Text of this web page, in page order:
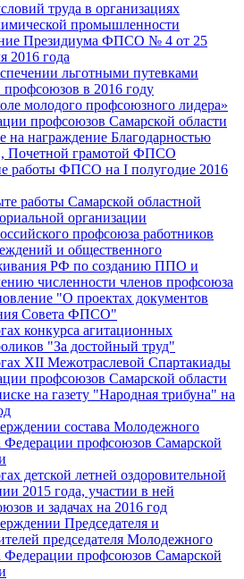
труда в организациях
промышленности
Президиума ФПСО № 4 от 25
2016 года
льготными путевками
профсоюзов в 2016 году
молодого профсоюзного лидера»
профсоюзов Самарской области
на награждение Благодарностью
грамотой ФПСО
работы ФПСО на I полугодие 2016
работы Самарской областной
организации
профсоюза работников
и общественного
РФ по созданию ППО и
численности членов профсоюза
"О проектах документов
Совета ФПСО"
конкурса агитационных
"За достойный труд"
XII Межотраслевой Спартакиады
профсоюзов Самарской области
на газету "Народная трибуна" на
состава Молодежного
Федерации профсоюзов Самарской
детской летней оздоровительной
2015 года, участии в ней
и задачах на 2016 год
Председателя и
председателя Молодежного
Федерации профсоюзов Самарской